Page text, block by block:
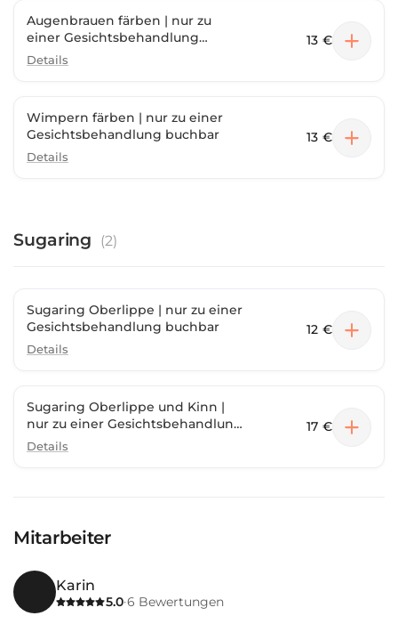
Augenbrauen färben | nur zu
einer Gesichtsbehandlung
buchbar
Details
13 €
Wimpern färben | nur zu einer
Gesichtsbehandlung buchbar
Details
13 €
Sugaring (2)
Sugaring Oberlippe | nur zu einer
Gesichtsbehandlung buchbar
Details
12 €
Sugaring Oberlippe und Kinn |
nur zu einer Gesichtsbehandlung
buchbar
Details
17 €
Mitarbeiter
Karin
5.0·6 Bewertungen